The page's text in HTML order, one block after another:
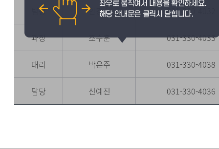
팀장 안경호 031-330-4032
과장 조수훈 031-330-4033
대리 박은주 031-330-4038
담당 신예진 031-330-4036